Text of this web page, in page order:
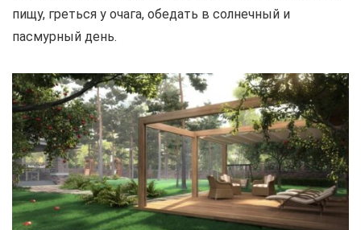
пищу, греться у очага, обедать в солнечный и
пасмурный день.